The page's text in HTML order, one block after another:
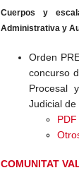
Cuerpos y
Administrativa y
Orden
concurso
Procesal
Judicial de
COMUNITAT